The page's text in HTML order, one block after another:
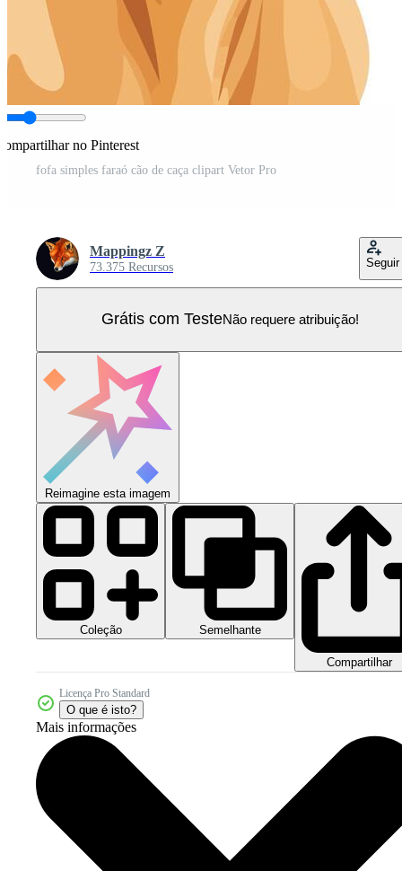
no Pinterest
fofa simples faraó cão de caça clipart Vetor Pro
Mappingz Z
73.375 Recursos Seguir
Grátis com TesteNão requere atribuição!
Reimagine esta imagem
Coleção Semelhante
Compartilhar
Licença Pro Standard
O que é isto?
Mais informações